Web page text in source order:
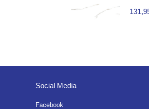
Social Media
Facebook